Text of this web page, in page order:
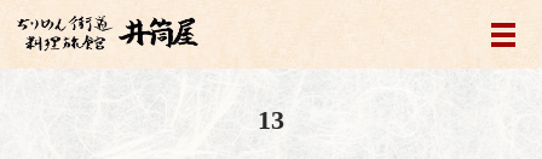
メ
13